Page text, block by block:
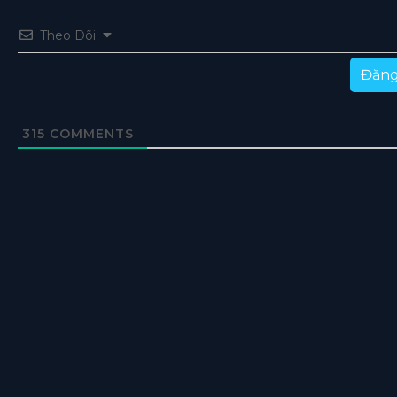
Theo Dõi
315 COMMENTS